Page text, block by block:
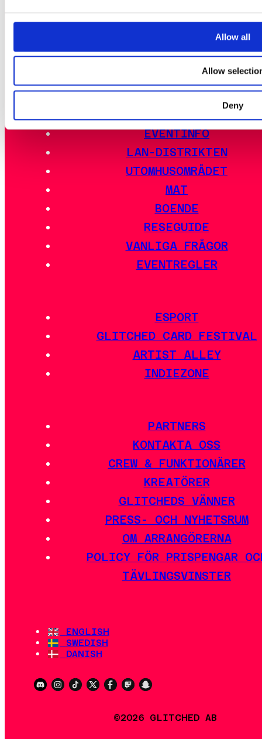
Allow all
Allow
Deny
NYHETSBREV
BILJETT BATTLE PASS
EVENTSCHEMA
EVENTINFO
LAN-DISTRIKTEN
UTOMHUSOMRÅDET
MAT
BOENDE
RESEGUIDE
VANLIGA FRÅGOR
EVENTREGLER
ESPORT
GLITCHED CARD FESTIVAL
ARTIST ALLEY
INDIEZONE
PARTNERS
KONTAKTA OSS
CREW & FUNKTIONÄRER
KREATÖRER
GLITCHEDS VÄNNER
PRESS- OCH NYHETSRUM
OM ARRANGÖRERNA
POLICY FÖR PRISPENGAR
TÄVLINGSVINSTER
ENGLISH
SWEDISH
DANISH
©2026 GLITCHED AB